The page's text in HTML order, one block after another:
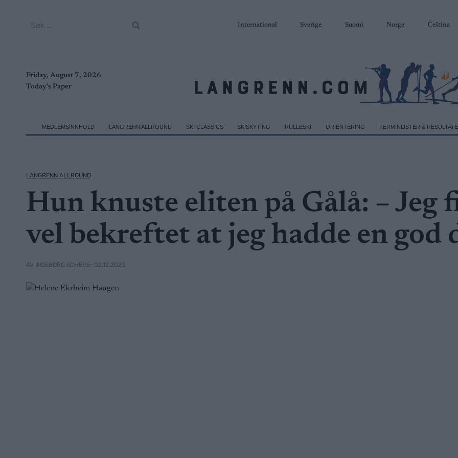
International Sverige Suomi Norge Čeština
Friday, August 7, 2026
Today's Paper
MEDLEMSINNHOLD LANGRENN ALLROUND SKI CLASSICS SKISKYTING RULLESKI ORIENTERING TERMINLISTER &
LANGRENN ALLROUND
Hun knuste eliten på Gålå: – Jeg
vel bekreftet at jeg hadde en god
AV INGEBORG SCHEVE• 02.12.2023